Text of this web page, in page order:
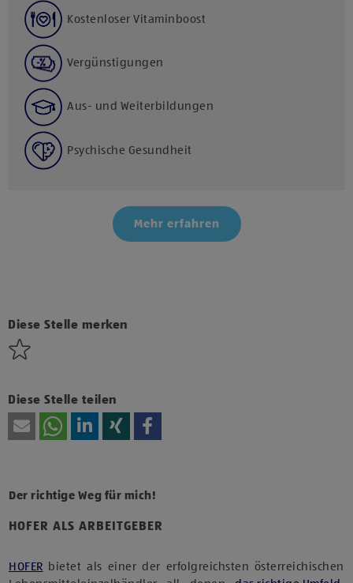
Kostenloser Vitaminboost
Vergünstigungen
Aus- und Weiterbildungen
Psychische Gesundheit
Mehr erfahren
Diese Stelle merken
Diese Stelle teilen
HOFER ALS ARBEITGEBER
Der richtige Weg für mich!
HOFER bietet als einer der erfolgreichsten österreichischen